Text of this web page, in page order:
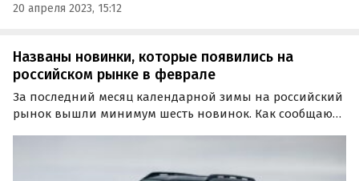
20 апреля 2023, 15:12
Названы новинки, которые появились на
российском рынке в феврале
За последний месяц календарной зимы на российский
рынок вышли минимум шесть новинок. Как сообщают